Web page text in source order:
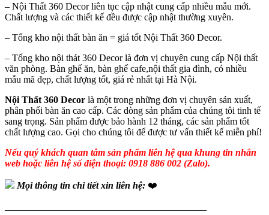
– Nội Thất 360 Decor liên tục cập nhật cung cấp nhiều mẫu mới.
Chất lượng và các thiết kế đều được cập nhật thường xuyên.
– Tổng kho nội thất bàn ăn = giá tốt Nội Thất 360 Decor.
– Tổng kho nội thát 360 Decor là đơn vị chuyên cung cấp Nội thất
văn phòng. Bàn ghế ăn, bàn ghế cafe,nội thất gia đình, có nhiều
mẫu mã đẹp, chất lượng tốt, giá rẻ nhất tại Hà Nội.
Nội Thất 360 Decor là một trong những đơn vị chuyên sản xuất,
phân phối bàn ăn cao cấp. Các dòng sản phẩm của chúng tôi tinh tế
sang trọng. Sản phẩm được bảo hành 12 tháng, các sản phẩm tốt
chất lượng cao. Gọi cho chúng tôi để được tư vấn thiết kế miễn phí!
Nếu quý khách quan tâm sản phẩm liên hệ qua khung tin nhắn
web hoặc liên hệ số điện thoại: 0918 886 002 (Zalo).
Mọi thông tin chi tiết xin liên hệ: ❤️
—————————————————————